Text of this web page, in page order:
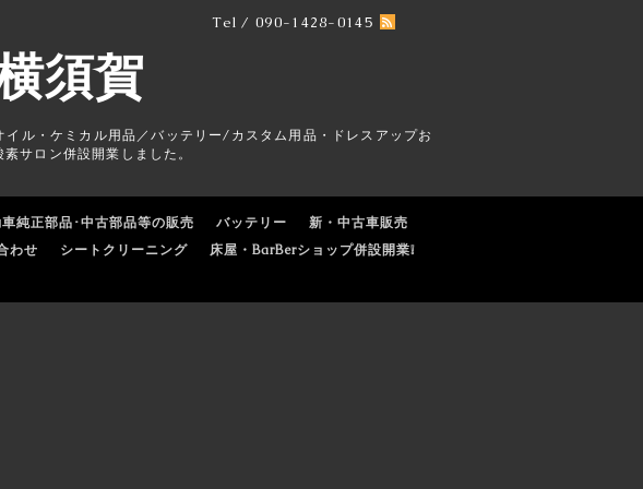
Tel / 090-1428-0145
須賀
ル・ケミカル用品／バッテリー/カスタム用品・ドレスアップお
サロン併設開業しました。
純正部品･中古部品等の販売 バッテリー
新・中古車販売
わせ シートクリーニング
床屋・BarBerショップ併設開業❕